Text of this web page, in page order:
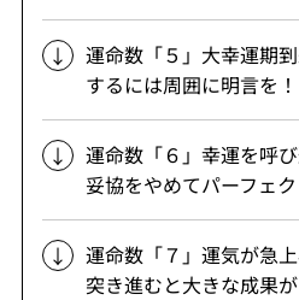
運命数「５」大幸運期
するには周囲に明言を！
運命数「６」幸運を呼
妥協をやめてパーフェ
運命数「７」運気が急
突き進むと大きな成果が